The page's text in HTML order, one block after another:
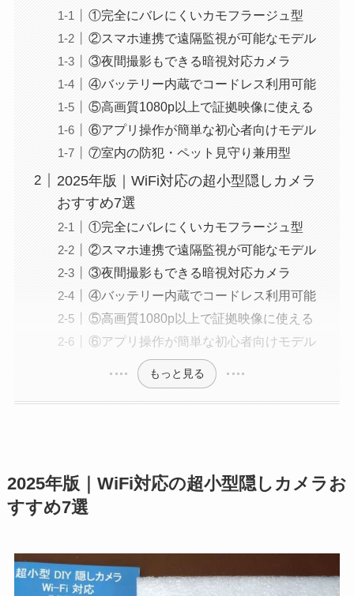
①完全にバレにくいカモフラージュ型
②スマホ連携で遠隔監視が可能なモデル
③夜間撮影もできる暗視対応カメラ
④バッテリー内蔵でコードレス利用可能
⑤高画質1080p以上で証拠映像に使える
⑥アプリ操作が簡単な初心者向けモデル
⑦室内の防犯・ペット見守り兼用型
2025年版｜WiFi対応の超小型隠しカメラ
おすすめ7選
①完全にバレにくいカモフラージュ型
②スマホ連携で遠隔監視が可能なモデル
③夜間撮影もできる暗視対応カメラ
④バッテリー内蔵でコードレス利用可能
⑤高画質1080p以上で証拠映像に使える
⑥アプリ操作が簡単な初心者向けモデル
もっと見る
2025年版｜WiFi対応の超小型隠しカメラお
すすめ7選